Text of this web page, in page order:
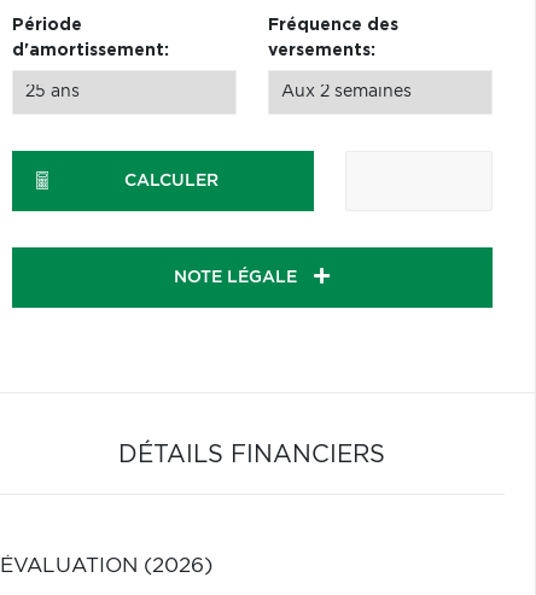
Période
d'amortissement:
Fréquence des
versements:
CALCULER
NOTE LÉGALE
DÉTAILS FINANCIERS
ÉVALUATION (2026)